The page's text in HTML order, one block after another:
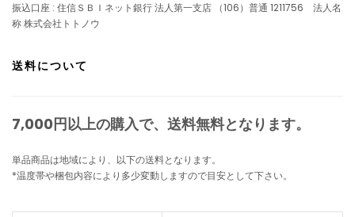
振込口座 : 住信ＳＢＩネット銀行 法人第一支店 （106）普通 1211756 法人名
称 株式会社トトノウ
送料について
7,000円以上の購入で、 送料無料となります。
単品商品は地域により、以下の送料となります。
*温度帯や梱包内容により多少変動しますので目安として下さい。